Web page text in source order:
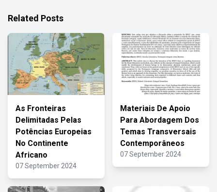
Related Posts
As Fronteiras
Delimitadas Pelas
Potências Europeias
No Continente
Africano
07 September 2024
Materiais De Apoio
Para Abordagem Dos
Temas Transversais
Contemporâneos
07 September 2024